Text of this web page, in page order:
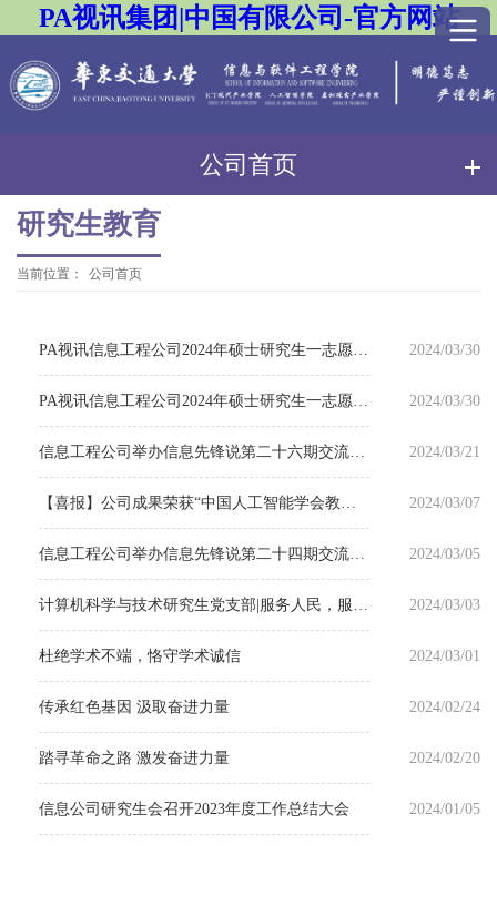
PA视讯集团|中国有限公司-官方网站
公司首页
研究生教育
当前位置： 公司首页
2024/03/30
2024/03/30
2024/03/21
2024/03/07
2024/03/05
2024/03/03
杜绝学术不端，恪守学术诚信 2024/03/01
传承红色基因 汲取奋进力量 2024/02/24
踏寻革命之路 激发奋进力量 2024/02/20
信息公司研究生会召开2023年度工作总结大会 2024/01/05